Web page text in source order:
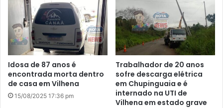
Idosa de 87 anos é
encontrada morta dentro
de casa em Vilhena
15/08/2025 17:36 pm
Trabalhador de 20 anos
sofre descarga elétrica
em Chupinguaia e é
internado na UTI de
Vilhena em estado grave